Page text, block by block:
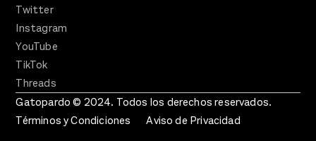
Twitter
Instagram
YouTube
TikTok
Threads
Gatopardo © 2024. Todos los derechos reservados.
Términos y Condiciones
Aviso de Privacidad